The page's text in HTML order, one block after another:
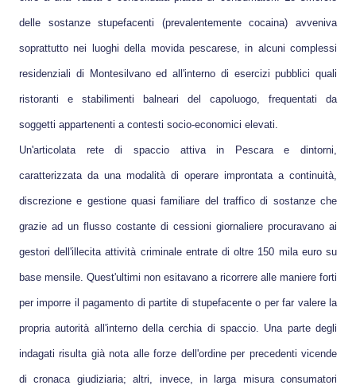
delle sostanze stupefacenti (prevalentemente cocaina) avveniva
soprattutto nei luoghi della movida pescarese, in alcuni complessi
residenziali di Montesilvano ed all'interno di esercizi pubblici quali
ristoranti e stabilimenti balneari del capoluogo, frequentati da
soggetti appartenenti a contesti socio-economici elevati.
Un'articolata rete di spaccio attiva in Pescara e dintorni,
caratterizzata da una modalità di operare improntata a continuità,
discrezione e gestione quasi familiare del traffico di sostanze che
grazie ad un flusso costante di cessioni giornaliere procuravano ai
gestori dell'illecita attività criminale entrate di oltre 150 mila euro su
base mensile. Quest'ultimi non esitavano a ricorrere alle maniere forti
per imporre il pagamento di partite di stupefacente o per far valere la
propria autorità all'interno della cerchia di spaccio. Una parte degli
indagati risulta già nota alle forze dell'ordine per precedenti vicende
di cronaca giudiziaria; altri, invece, in larga misura consumatori